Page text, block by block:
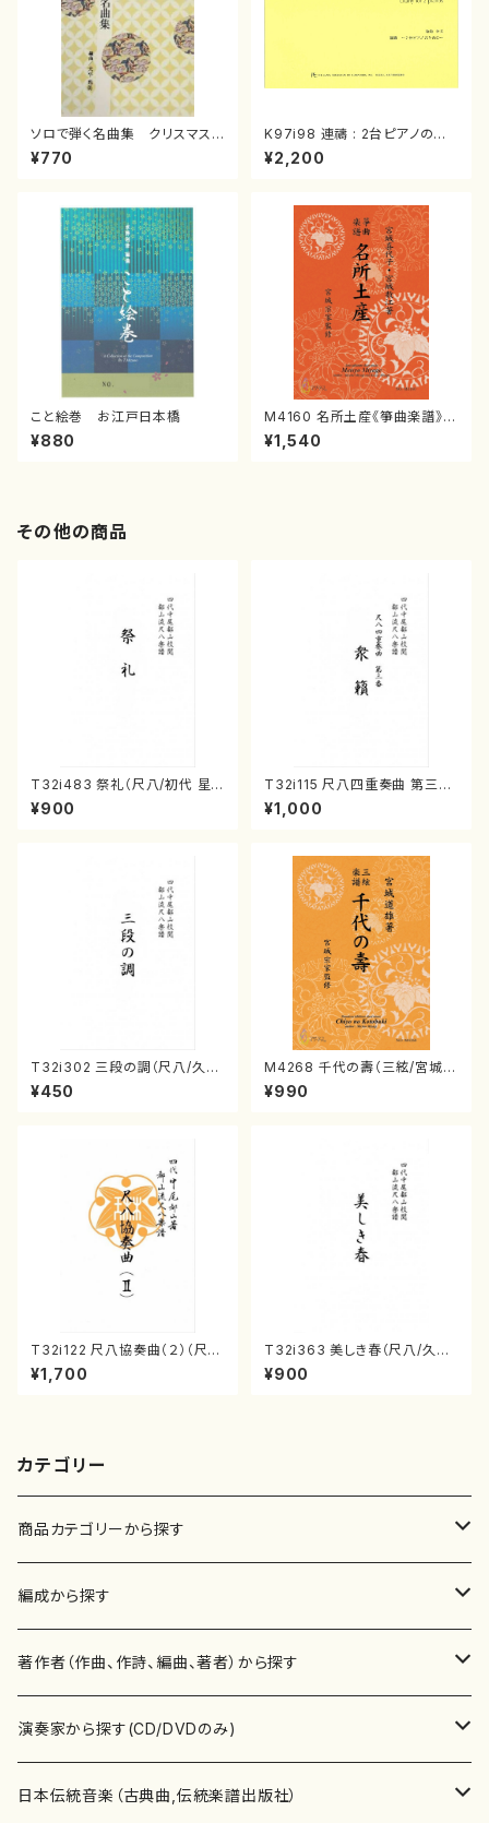
ソロで弾く名曲集 クリスマス・
イブ／恋人がサンタクロース(
箏独奏 /大平光美 編曲/楽
¥770
K97i98 連禱 : 2台ピアノのた
めの（2 Pianos / 菊池 幸夫 /
楽譜）
¥2,200
こと絵巻 お江戸日本橋
¥880
M4160 名所土産《箏曲楽譜》
（箏/宮城喜代子・宮城数江著・
宮城宗家監修/箏曲古典楽譜）
¥1,540
その他の商品
T32i483 祭礼（尺八/初代 星
田一山/楽譜）都山流公刊楽譜曲
番:2191
¥900
T32i115 尺八四重奏曲 第三番
衆籟（尺八/初代 山本邦山/尺
八/都山式譜）都山流公刊楽譜曲
¥1,000
T32i302 三段の調（尺八/久本
玄智/楽譜）都山no:2003
¥450
M4268 千代の壽（三絃/宮城道
雄著・宮城宗家監修/三絃楽譜）
¥990
T32i122 尺八協奏曲（２）（尺
八/二代 山本邦山/尺八/都山式
譜）都山流公刊楽譜曲番:571
¥1,700
T32i363 美しき春（尺八/久本
玄智/楽譜）都山流公刊楽譜曲
番:2068
¥900
カテゴリー
商品カテゴリーから探す
楽譜
書籍
書籍
テキストブック
CD・DVD
チケット
編成から探す
邦楽器
箏・琴（ソロ）
箏・琴（合奏）
合唱
混声合唱
歌・声
著作者（作曲、作詩、編曲、著者）から探す
あ行
青木省三(アオキ ショウゾウ)
か行
演奏家から探す(CD/DVDのみ)
邦楽（箏、三味線、尺八等）演奏家
日本伝統音楽（古典曲,伝統楽譜出版社）